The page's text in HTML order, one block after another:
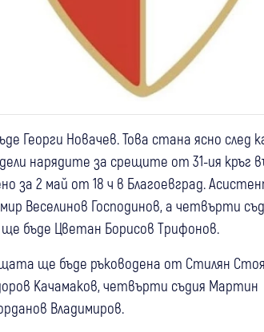
Георги Новачев. Това стана ясно след
нарядите за срещите от 31-ия кръг
за 2 май от 18 ч в Благоевград.
Веселинов Господинов, а четвърти
бъде Цветан Борисов Трифонов.
ще бъде ръководена от Стилян
Качамаков, четвърти съдия Мартин
Владимиров.